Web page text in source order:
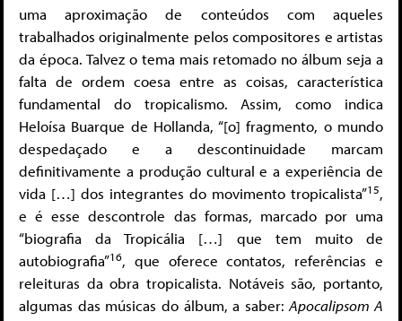
uma aproximação de conteúdos com aqueles
trabalhados originalmente pelos compositores e artistas
da época. Talvez o tema mais retomado no álbum seja a
falta de ordem coesa entre as coisas, característica
fundamental do tropicalismo. Assim, como indica
Heloísa Buarque de Hollanda, “[o] fragmento, o mundo
despedaçado e a descontinuidade marcam
definitivamente a produção cultural e a experiência de
vida […] dos integrantes do movimento tropicalista”15,
e é esse descontrole das formas, marcado por uma
“biografia da Tropicália […] que tem muito de
autobiografia”16, que oferece contatos, referências e
releituras da obra tropicalista. Notáveis são, portanto,
algumas das músicas do álbum, a saber:Apocalipsom A